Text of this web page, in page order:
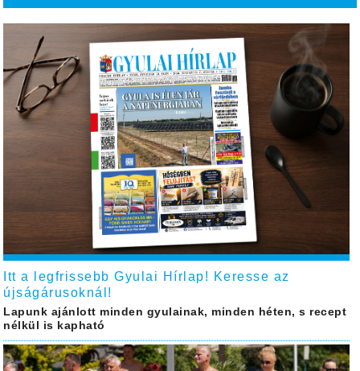
Itt a legfrissebb Gyulai Hírlap! Keresse az
újságárusoknál!
Lapunk ajánlott minden gyulainak, minden héten, s recept
nélkül is kapható